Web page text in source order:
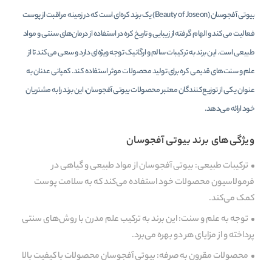
بیوتی آفجوسان (Beauty of Joseon) یک برند کره‌ای است که در زمینه مراقبت از پوست
فعالیت می‌کند و الهام گرفته از زیبایی و تاریخ کره در استفاده از درمان‌های سنتی و مواد
طبیعی است. این برند به ترکیبات سالم و ارگانیک توجه ویژه‌ای دارد و سعی می‌کند تا از
علم و سنت‌های قدیمی کره برای تولید محصولات موثر استفاده کند. کمپانی عدنان به
عنوان یکی از توزیع‌کنندگان معتبر محصولات بیوتی آفجوسان، این برند را به مشتریان
خود ارائه می‌دهد.
ویژگی‌های برند بیوتی آفجوسان
ترکیبات طبیعی: بیوتی آفجوسان از مواد طبیعی و گیاهی در
فرمولاسیون محصولات خود استفاده می‌کند که به سلامت پوست
کمک می‌کند.
توجه به علم و سنت: این برند به ترکیب علم مدرن با روش‌های سنتی
پرداخته و از مزایای هر دو بهره می‌برد.
محصولات مقرون به صرفه: بیوتی آفجوسان محصولات با کیفیت بالا